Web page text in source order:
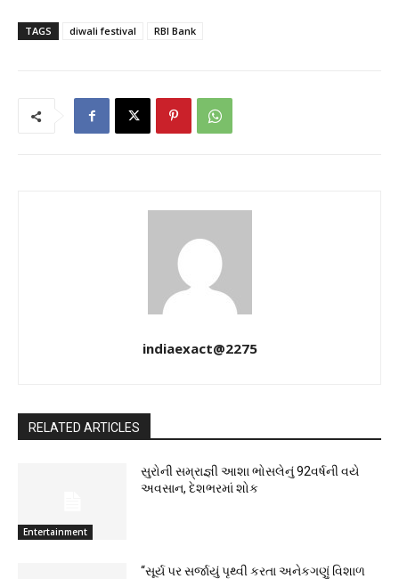
TAGS diwali festival RBI Bank
indiaexact@2275
RELATED ARTICLES
Entertainment
સુરોની સમ્રાજ્ઞી આશા ભોસલેનું 92વર્ષની વયે
અવસાન, દેશભરમાં શોક
“સૂર્ય પર સર્જાયું પૃથ્વી કરતા અનેકગણું વિશાળ